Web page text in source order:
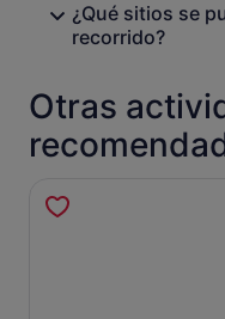
¿Qué sitios se
recorrido?
Otras